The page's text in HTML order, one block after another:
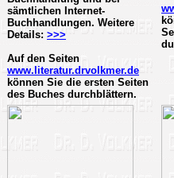
sämtlichen Internet-
Buchhandlungen. Weitere
Details: >>>
Auf den Seiten
www.literatur.drvolkmer.de
können Sie die ersten Seiten
des Buches durchblättern.